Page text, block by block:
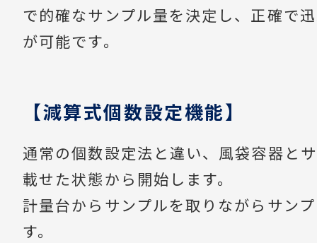
で的確なサンプル量を決定し、正確で
が可能です。
【減算式個数設定機能】
通常の個数設定法と違い、風袋容器と
載せた状態から開始します。
計量台からサンプルを取りながらサン
す。